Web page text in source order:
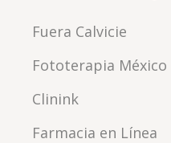
Fuera Calvicie
Fototerapia México
Clinink
Farmacia en Línea